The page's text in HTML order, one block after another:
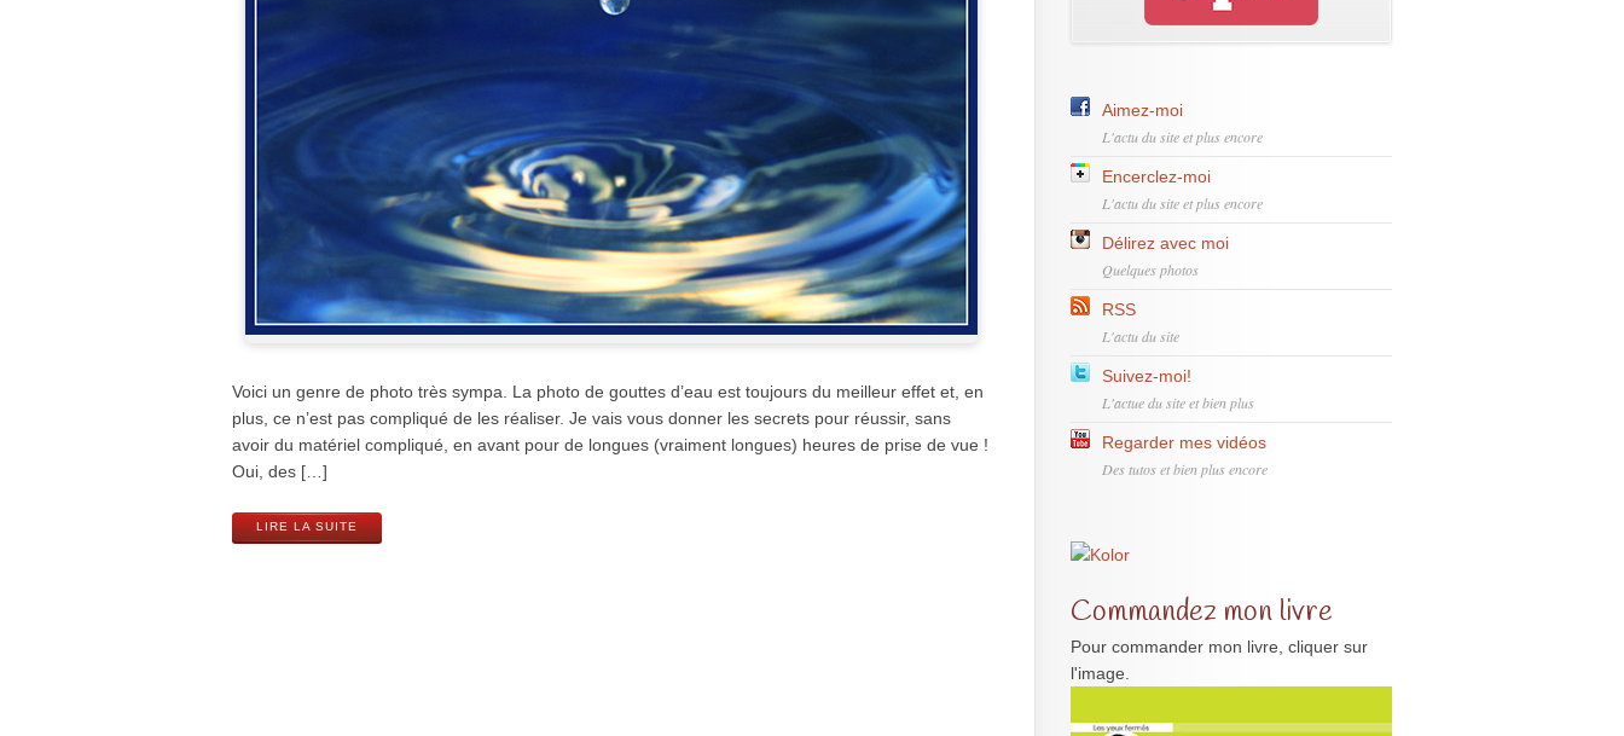
Voici un genre de photo très sympa. La photo de gouttes d’eau est toujours du meilleur effet et, en
plus, ce n’est pas compliqué de les réaliser. Je vais vous donner les secrets pour réussir, sans
avoir du matériel compliqué, en avant pour de longues (vraiment longues) heures de prise de vue !
Oui, des […]
LIRE LA SUITE
Aimez-moi
L'actu du site et plus encore
Encerclez-moi
L'actu du site et plus encore
Délirez avec moi
Quelques photos
RSS
L'actu du site
Suivez-moi!
L'actue du site et bien plus
Regarder mes vidéos
Des tutos et bien plus encore
Commandez mon livre
Pour commander mon livre, cliquer sur
l'image.